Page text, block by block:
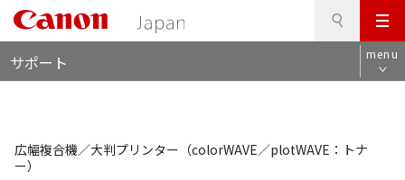
メ
ニ
ュ
サポート menu
広幅複合機／大判プリンター（colorWAVE／plotWAVE：トナ
ー）